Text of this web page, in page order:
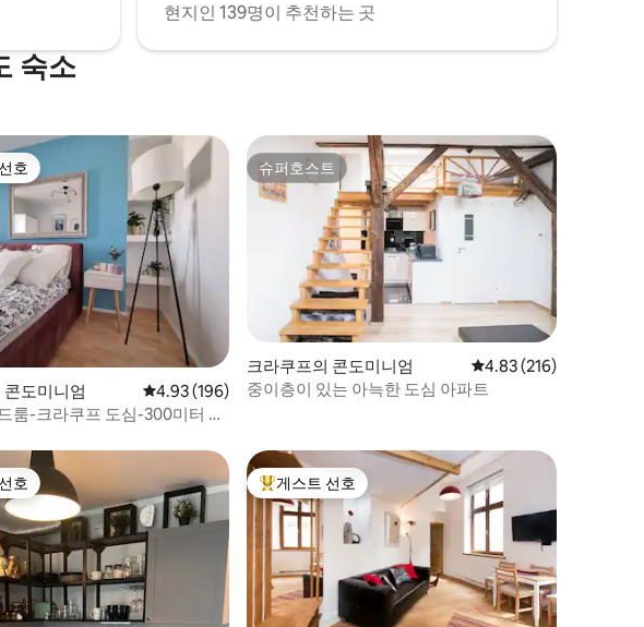
현지인 139명이 추천하는 곳
숙소
187개
선호
호
도미니엄 평점 4.93점(5점 만점), 후기 196개
4.93 (196)
룸-크라쿠프 도심-300미터 메
슈퍼호스트
슈퍼호스트
크라쿠프의 콘도미니엄 평점 4.83점(5점 만점),
4.83 (216)
중이층이 있는 아늑한 도심 아파트
선호
호 상위 게스트 선호
게스트 선호